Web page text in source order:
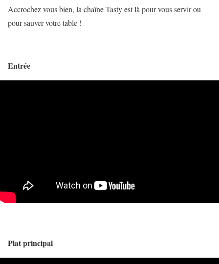
Accrochez vous bien, la chaîne Tasty est là pour vous servir ou
pour sauver votre table !
Entrée
Plat principal